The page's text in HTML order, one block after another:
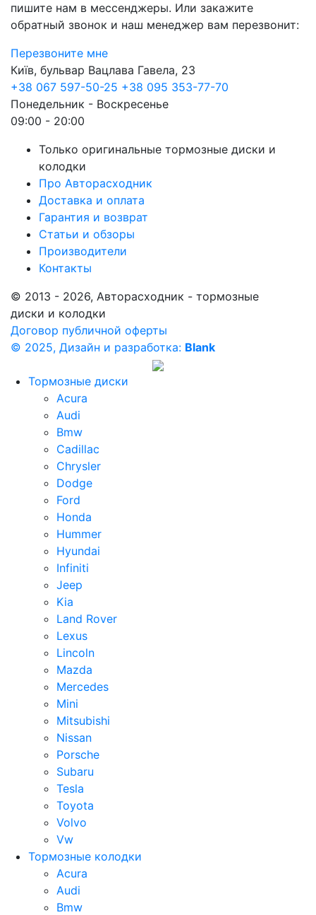
пишите нам в мессенджеры. Или закажите
обратный звонок и наш менеджер вам перезвонит:
Перезвоните мне
Київ, бульвар Вацлава Гавела, 23
+38 067 597-50-25 +38 095 353-77-70
Понедельник - Воскресенье
09:00 - 20:00
Только оригинальные тормозные диски и
колодки
Про Авторасходник
Доставка и оплата
Гарантия и возврат
Статьи и обзоры
Производители
Контакты
© 2013 - 2026, Авторасходник - тормозные
диски и колодки
Договор публичной оферты
© 2025, Дизайн и разработка: Blank
Тормозные диски
Acura
Audi
Bmw
Cadillac
Chrysler
Dodge
Ford
Honda
Hummer
Hyundai
Infiniti
Jeep
Kia
Land Rover
Lexus
Lincoln
Mazda
Mercedes
Mini
Mitsubishi
Nissan
Porsche
Subaru
Tesla
Toyota
Volvo
Vw
Тормозные колодки
Acura
Audi
Bmw